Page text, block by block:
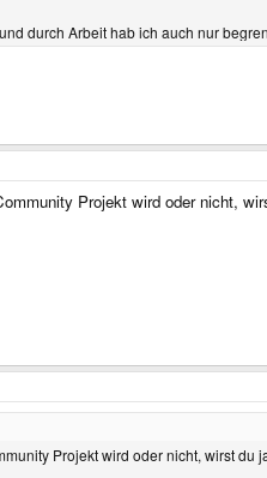
durch Arbeit hab ich auch nur
Projekt wird oder nicht,
Projekt wird oder nicht, wirst